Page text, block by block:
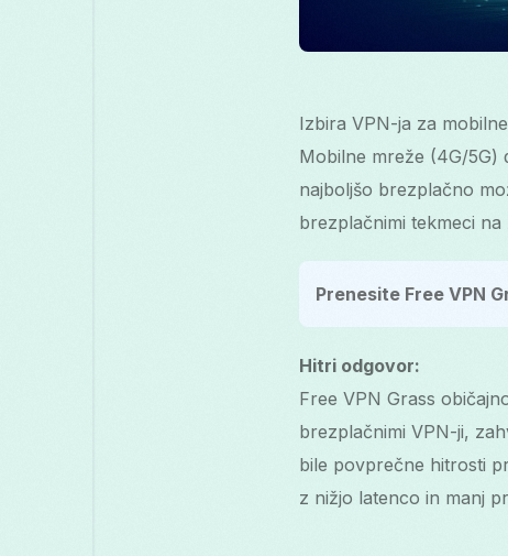
Izbira VPN-ja za
Mobilne mreže (4G/5G)
najboljšo brezplačno
brezplačnimi tekmeci
Prenesite Free VPN
Hitri odgovor:
Free VPN Grass
brezplačnimi VPN-ji,
bile povprečne hitrosti
z nižjo latenco in manj